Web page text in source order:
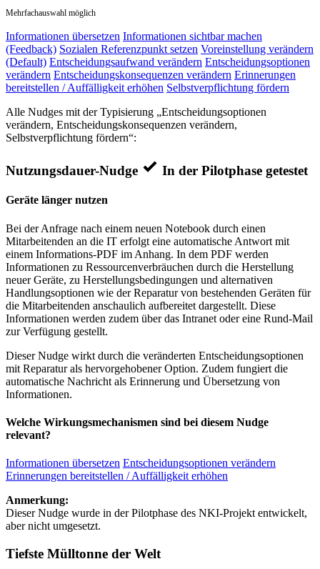
Mehrfachauswahl möglich
Informationen übersetzen Informationen sichtbar machen
(Feedback) Sozialen Referenzpunkt setzen Voreinstellung verändern
(Default) Entscheidungsaufwand verändern Entscheidungsoptionen
verändern Entscheidungskonsequenzen verändern Erinnerungen
bereitstellen / Auffälligkeit erhöhen Selbstverpflichtung fördern
Alle Nudges mit der Typisierung „Entscheidungsoptionen
verändern, Entscheidungskonsequenzen verändern,
Selbstverpflichtung fördern“:
Nutzungsdauer-Nudge In der Pilotphase getestet
Geräte länger nutzen
Bei der Anfrage nach einem neuen Notebook durch einen
Mitarbeitenden an die IT erfolgt eine automatische Antwort mit
einem Informations-PDF im Anhang. In dem PDF werden
Informationen zu Ressourcenverbräuchen durch die Herstellung
neuer Geräte, zu Herstellungsbedingungen und alternativen
Handlungsoptionen wie der Reparatur von bestehenden Geräten für
die Mitarbeitenden anschaulich aufbereitet dargestellt. Diese
Informationen werden zudem über das Intranet oder eine Rund-Mail
zur Verfügung gestellt.
Dieser Nudge wirkt durch die veränderten Entscheidungsoptionen
mit Reparatur als hervorgehobener Option. Zudem fungiert die
automatische Nachricht als Erinnerung und Übersetzung von
Informationen.
Welche Wirkungsmechanismen sind bei diesem Nudge
relevant?
Informationen übersetzen Entscheidungsoptionen verändern
Erinnerungen bereitstellen / Auffälligkeit erhöhen
Anmerkung:
Dieser Nudge wurde in der Pilotphase des NKI-Projekt entwickelt,
aber nicht umgesetzt.
Tiefste Mülltonne der Welt